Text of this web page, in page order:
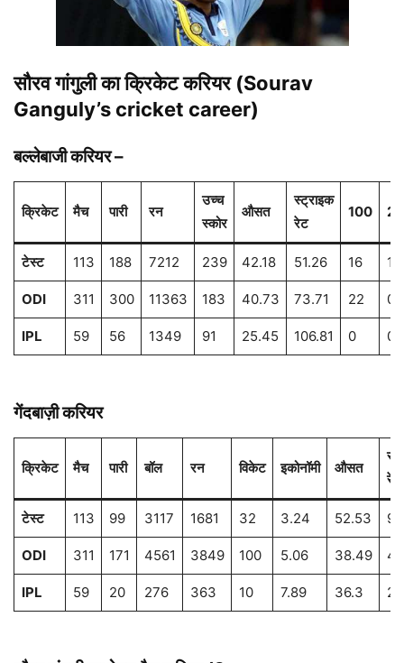
सौरव गांगुलीका क्रिकेट करियर (Sourav
Ganguly’s cricket career)
बल्लेबाजी करियर –
क्रिकेट मैच पारी रन
उच्च
स्कोर
औसत
स्ट्राइक
रेट
100
टेस्ट 113 188 7212 239 42.18 51.26 16 1
ODI 311 300 11363 183 40.73 73.71 22 0
IPL 59 56 1349 91 25.45 106.81 0 0
गेंदबाज़ी करियर
क्रिकेट मैच पारी बॉल रन विकेट इकोनॉमी औसत
रेट
टेस्ट 113 99 3117 1681 32 3.24 52.53
ODI 311 171 4561 3849 100 5.06 38.49
IPL 59 20 276 363 10 7.89 36.3